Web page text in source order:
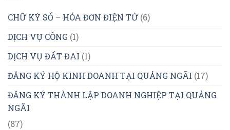
CHỮ KÝ SỐ – HÓA ĐƠN ĐIỆN TỬ(6)
DỊCH VỤ CÔNG (1)
DỊCH VỤ ĐẤT ĐAI (1)
ĐĂNG KÝ HỘ KINH DOANH TẠI QUẢNG NGÃI (17)
ĐĂNG KÝ THÀNH LẬP DOANH NGHIỆP TẠI QUẢNG
NGÃI
(87)